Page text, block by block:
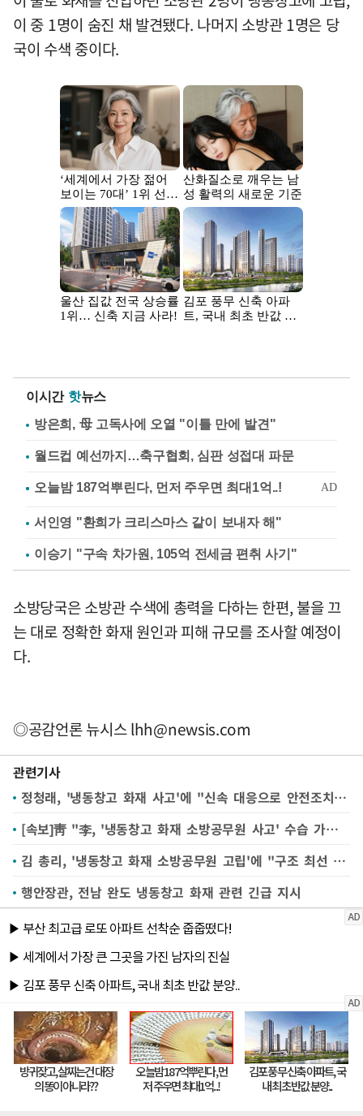
이 중 1명이 숨진 채 발견됐다. 나머지 소방관 1명은 당
국이 수색 중이다.
이시간 핫뉴스
방은희, 母 고독사에 오열 "이틀 만에 발견"
월드컵 예선까지…축구협회, 심판 성접대 파문
서인영 "환희가 크리스마스 같이 보내자 해"
이승기 "구속 차가원, 105억 전세금 편취 사기"
소방당국은 소방관 수색에 총력을 다하는 한편, 불을 끄
는 대로 정확한 화재 원인과 피해 규모를 조사할 예정이
다.
◎공감언론 뉴시스lhh@newsis.com
관련기사
정청래, '냉동창고 화재 사고'에 "신속 대응으로 안전조치 해달라"
[속보]靑 "李, '냉동창고 화재 소방공무원 사고' 수습 가용자원 총동원 지시"
김 총리, '냉동창고 화재 소방공무원 고립'에 "구조 최선 다해야"
행안장관, 전남 완도 냉동창고 화재 관련 긴급 지시